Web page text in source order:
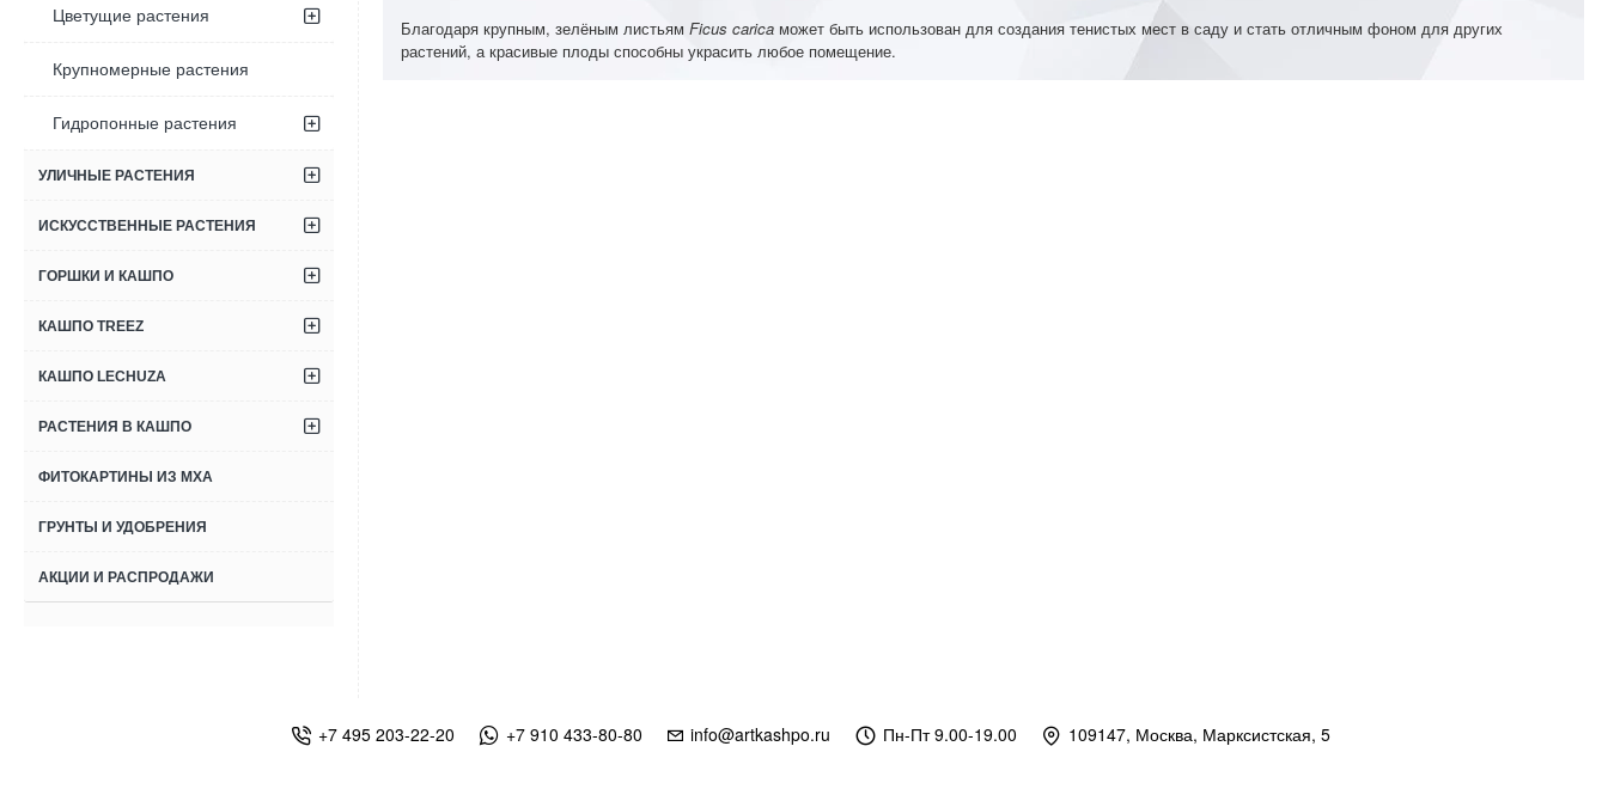
Цветущие растения
Крупномерные растения
Гидропонные растения
УЛИЧНЫЕ РАСТЕНИЯ
ИСКУССТВЕННЫЕ РАСТЕНИЯ
ГОРШКИ И КАШПО
КАШПО TREEZ
КАШПО LECHUZA
РАСТЕНИЯ В КАШПО
ФИТОКАРТИНЫ ИЗ МХА
ГРУНТЫ И УДОБРЕНИЯ
АКЦИИ И РАСПРОДАЖИ
Благодаря крупным, зелёным листьям Ficus carica может быть использован для создания тенистых мест в саду и стать отличным фоном для других
растений, а красивые плоды способны украсить любое помещение.
+7 495 203-22-20 +7 910 433-80-80 info@artkashpo.ru Пн-Пт 9.00-19.00 109147, Москва, Марксистская, 5